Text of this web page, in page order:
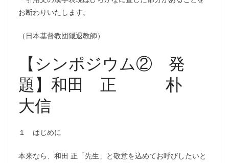
お断わりいたします。
（日本基督教団隠退教師）
【シンポジウム② 発
題】和田 正 朴
大信
１ はじめに
本来なら、和田 正「先生」と敬意を込めてお呼びしたいと